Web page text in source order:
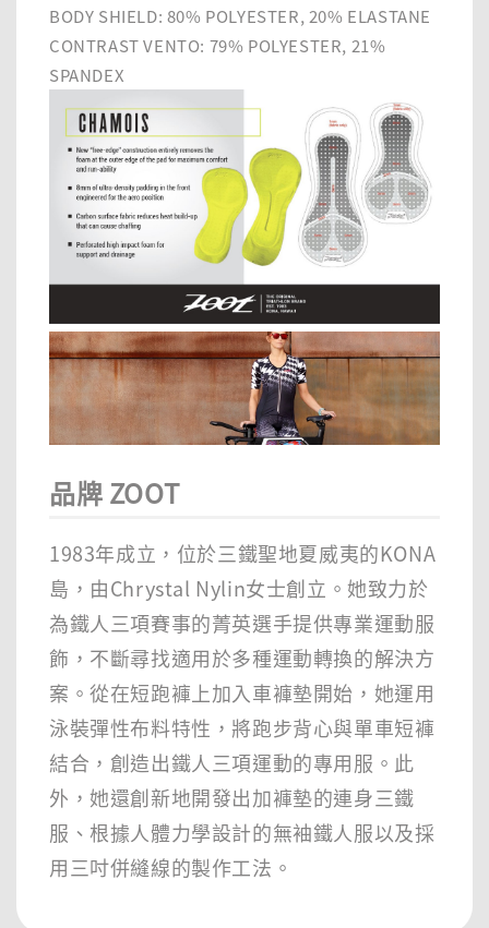
BODY SHIELD: 80% POLYESTER, 20% ELASTANE
CONTRAST VENTO: 79% POLYESTER, 21%
SPANDEX
品牌 ZOOT
1983年成立，位於三鐵聖地夏威夷的KONA
島，由Chrystal Nylin女士創立。她致力於
為鐵人三項賽事的菁英選手提供專業運動服
飾，不斷尋找適用於多種運動轉換的解決方
案。從在短跑褲上加入車褲墊開始，她運用
泳裝彈性布料特性，將跑步背心與單車短褲
結合，創造出鐵人三項運動的專用服。此
外，她還創新地開發出加褲墊的連身三鐵
服、根據人體力學設計的無袖鐵人服以及採
用三吋併縫線的製作工法。